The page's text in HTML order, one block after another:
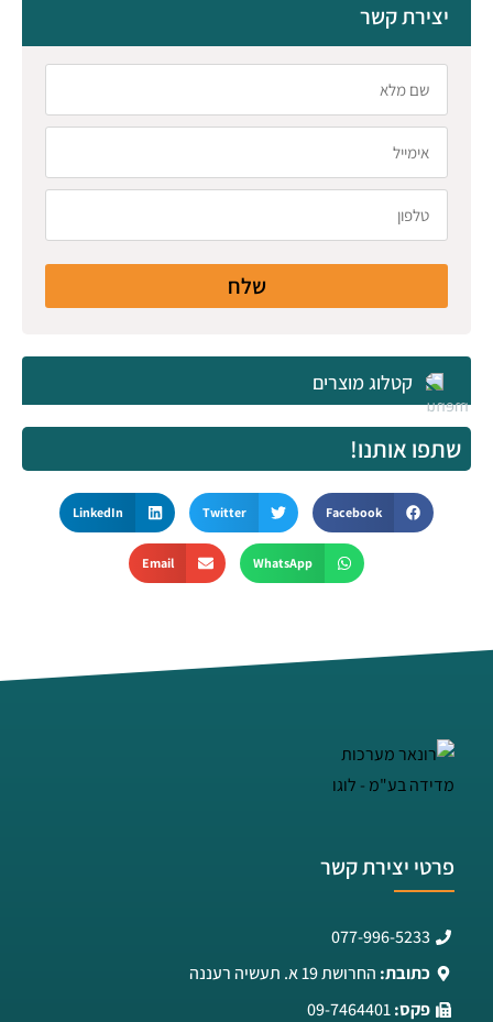
יצירת קשר
שלח
קטלוג מוצרים
שתפו אותנו!
Facebook
Twitter
LinkedIn
WhatsApp
Email
פרטי יצירת קשר
077-996-5233
כתובת: החרושת 19 א. תעשיה רעננה
פקס:09-7464401